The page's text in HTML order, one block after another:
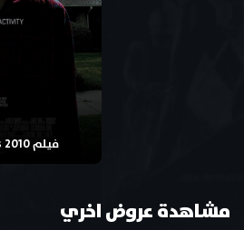
فيلم Insidious 2010 مترجم
مشاهدة عروض اخري